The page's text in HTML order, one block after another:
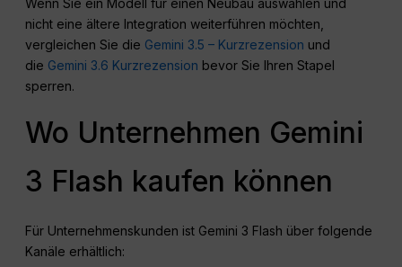
nicht eine ältere Integration weiterführen möchten,
vergleichen Sie die Gemini 3.5 – Kurzrezension und
die Gemini 3.6 Kurzrezension bevor Sie Ihren Stapel
sperren.
Wo Unternehmen Gemini
3 Flash kaufen können
Für Unternehmenskunden ist Gemini 3 Flash über folgende
Kanäle erhältlich: